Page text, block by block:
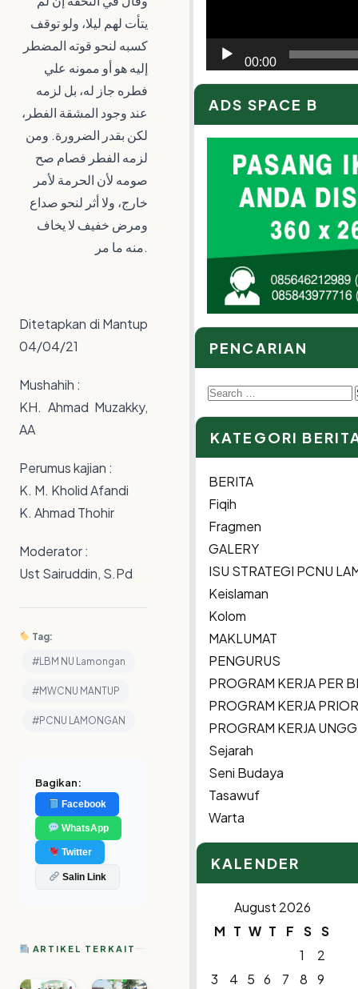
يتأت لهم ليلا، ولو توقف
كسبه لنحو قوته المضطر
إليه هو أو ممونه علي
فطره جاز له، بل لزمه
عند وجود المشقة الفطر،
لكن بقدر الضرورة. ومن
لزمه الفطر فصام صح
صومه لأن الحرمة لأمر
خارج، ولا أثر لنحو صداع
ومرض خفيف لا يخاف
منه ما مر.
Ditetapkan di Mantup
04/04/21
Mushahih :
KH. Ahmad Muzakky,
AA
Perumus kajian :
K. M. Kholid Afandi
K. Ahmad Thohir
Moderator :
Ust Sairuddin, S.Pd
Tag:
#LBM NU Lamongan
#MWCNU MANTUP
#PCNU LAMONGAN
Bagikan:
Facebook
WhatsApp
Twitter
Salin Link
ARTIKEL TERKAIT
00:00
ADS SPACE B
PENCARIAN
Search
for:
KATEGORI
BERITA
Fiqih
Fragmen
GALERY
ISU STRATEGI PCNU
Keislaman
Kolom
MAKLUMAT
PENGURUS
PROGRAM KERJA PER
PROGRAM KERJA
PROGRAM KERJA
Sejarah
Seni Budaya
Tasawuf
Warta
KALENDER
August 2026
M T W T F S S
1
2
3
4 5 6 7 8
9